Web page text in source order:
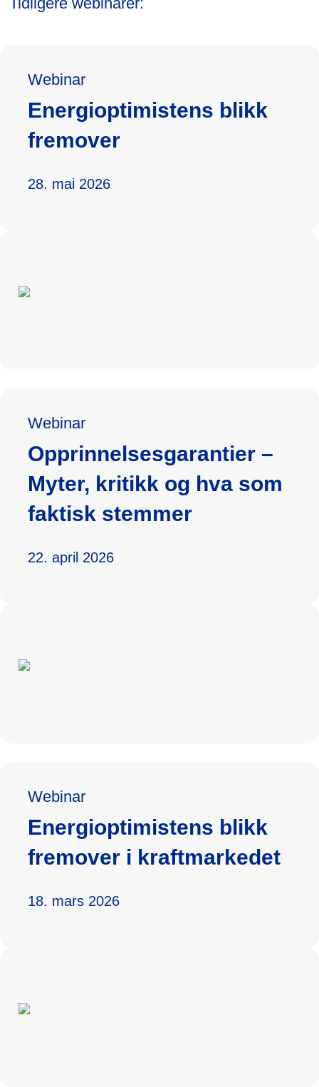
Webinar
Energioptimistens blikk
fremover
28. mai 2026
Webinar
Opprinnelsesgarantier –
Myter, kritikk og hva som
faktisk stemmer
22. april 2026
Webinar
Energioptimistens blikk
fremover i kraftmarkedet
18. mars 2026